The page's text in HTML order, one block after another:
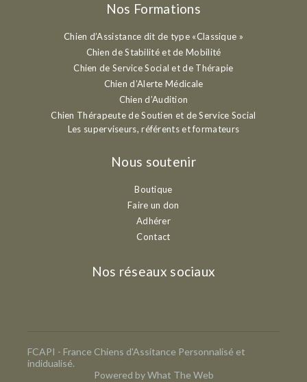
Nos Formations
Chien d’Assistance dit de type «Classique »
Chien de Stabilité et de Mobilité
Chien de Service Social et de Thérapie
Chien d’Alerte Médicale
Chien d’Audition
Chien Thérapeute de Soutien et de Service Social
Les superviseurs, référents et formateurs
Nous soutenir
Boutique
Faire un don
Adhérer
Contact
Nos réseaux sociaux
FCAPI - France Chiens d'Assitance Personnalisé et
indidualisé.
Powered by What The Web